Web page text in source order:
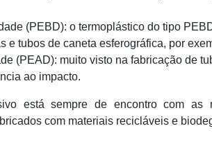
(PEBD): o termoplástico do tipo
e tubos de caneta esferográfica, por
(PEAD): muito visto na fabricação de
ao impacto.
está sempre de encontro com as
com materiais recicláveis e